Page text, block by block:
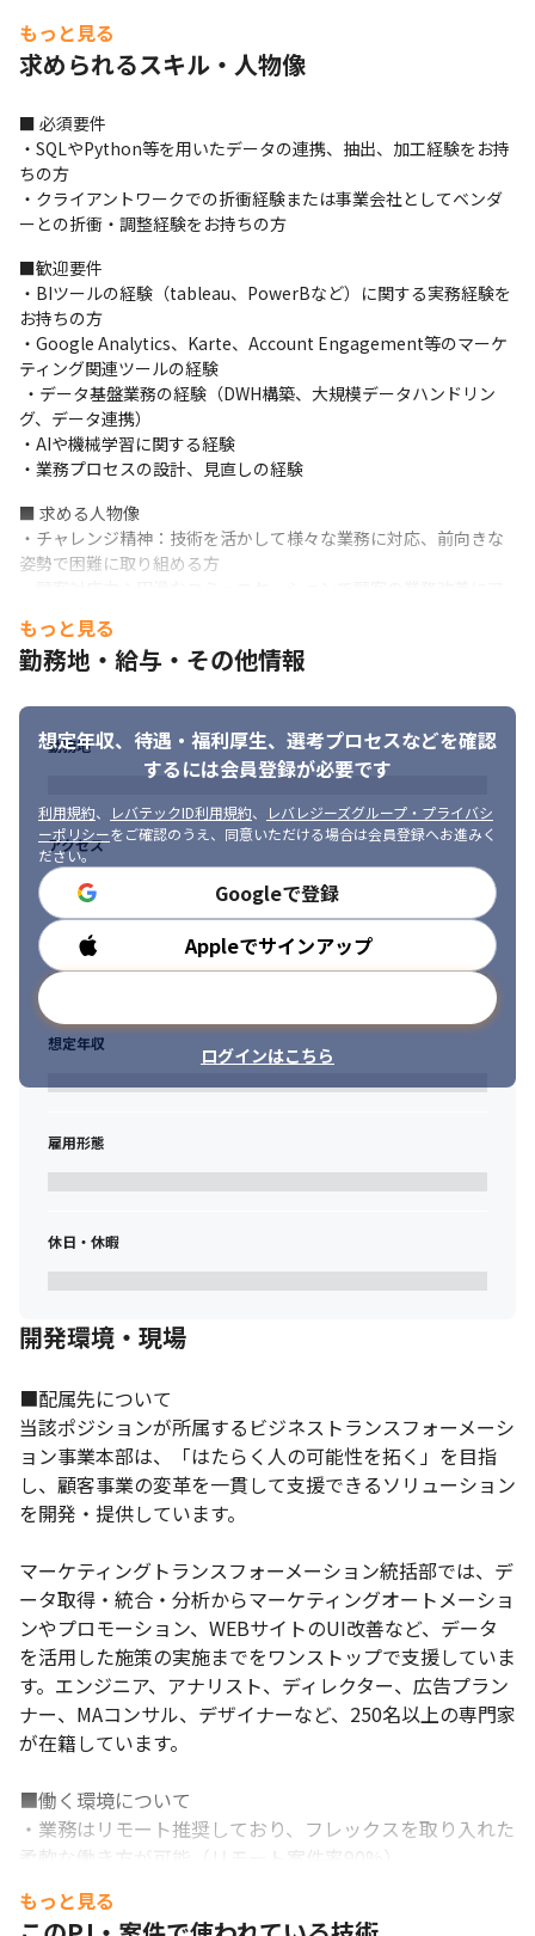
・BIツール（Looker Studio、DOMO など）
・その他（同意管理プラットフォーム、ヒートマップ、DB など）
１．大手BtoB ECサイトにおける分析支援PJT
SKU数が世界最大規模であるECサイト運営における、webサイト
のデータ取得や分析、ツール運用を担当。
購買データなども含めたデータマートをSQLを用いてご支援して
いる。
２．大手人材会社における分析支援PJT
データが各種ツールやExcelに散在している顧客に対して、CDP構
築やPython等様々な手段で可視化の支援を行っている。一部ツー
ルの実装や運用も支援。
■キャリアパス
データ基盤のスキルを高めてデータエンジニア、データサイエン
ティストとしてのキャリアパスはもちろん、マーケティングに関
わるツールを扱うことでマーケティングコンサルタントへキャリ
もっと見る
求められるスキル・人物像
■ 必須要件
・SQLやPython等を用いたデータの連携、抽出、加工経験をお持
ちの方
・クライアントワークでの折衝経験または事業会社としてベンダ
ーとの折衝・調整経験をお持ちの方
■歓迎要件
・BIツールの経験（tableau、PowerBなど）に関する実務経験を
お持ちの方
・Google Analytics、Karte、Account Engagement等のマーケ
ティング関連ツールの経験
グ、データ連携）
・AIや機械学習に関する経験
・業務プロセスの設計、見直しの経験
■ 求める人物像
・チャレンジ精神：技術を活かして様々な業務に対応、前向きな
姿勢で困難に取り組める方
・自主学習能力：新たな領域や最新技術を自ら学習していく意欲
をお持ちの方
もっと見る
勤務地・給与・その他情報
想定年収、待遇・福利厚生、 選考プロセスなどを確認
するには会員登録が必要です
利用規約、 レバテックID利用規約、
レバレジーズグループ・プライバシ
ーポリシーをご確認のうえ、同意いただける場合は会員登録へお進みく
ださい。
Googleで登録
Appleでサインアップ
ログインはこちら
勤務地
アクセス
勤務時間
想定年収
雇用形態
休日・休暇
開発環境・現場
■配属先について
当該ポジションが所属するビジネストランスフォーメーシ
ョン事業本部は、「はたらく人の可能性を拓く」を目指
し、顧客事業の変革を一貫して支援できるソリューション
を開発・提供しています。
マーケティングトランスフォーメーション統括部では、デ
ータ取得・統合・分析からマーケティングオートメーショ
ンやプロモーション、WEBサイトのUI改善など、データ
を活用した施策の実施までをワンストップで支援していま
す。エンジニア、アナリスト、ディレクター、広告プラン
ナー、MAコンサル、デザイナーなど、250名以上の専門家
が在籍しています。
■働く環境について
・業務はリモート推奨しており、フレックスを取り入れた
柔軟な働き方が可能（リモート案件率90%）
・20代前半の若手新卒から40歳前後まで幅広い年齢層が
在籍しており、男女比は5:5（育休取得率：女性90%・男
もっと見る